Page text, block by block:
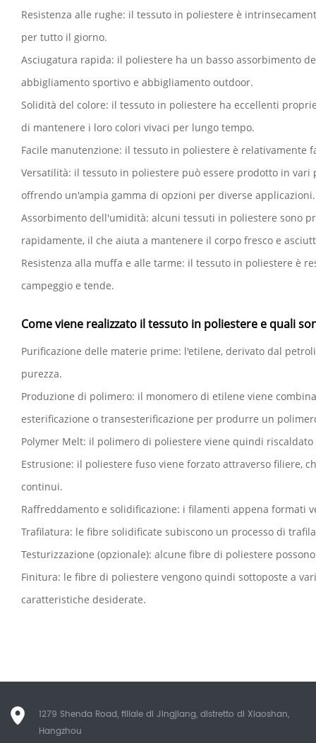
Resistenza alle rughe: il tessuto in poliestere è
per tutto il giorno.
Asciugatura rapida: il poliestere ha un basso assorbimento
abbigliamento sportivo e abbigliamento outdoor.
Solidità del colore: il tessuto in poliestere ha eccellenti
di mantenere i loro colori vivaci per lungo tempo.
Facile manutenzione: il tessuto in poliestere è
Versatilità: il tessuto in poliestere può essere prodotto in vari
offrendo un'ampia gamma di opzioni per diverse applicazioni.
Assorbimento dell'umidità: alcuni tessuti in poliestere sono
rapidamente, il che aiuta a mantenere il corpo fresco e
Resistenza alla muffa e alle tarme: il tessuto in poliestere è
campeggio e tende.
Come viene realizzato il tessuto in poliestere e quali
Purificazione delle materie prime: l'etilene, derivato dal
purezza.
Produzione di polimero: il monomero di etilene viene
esterificazione o transesterificazione per produrre un
Polymer Melt: il polimero di poliestere viene quindi
Estrusione: il poliestere fuso viene forzato attraverso filiere,
continui.
Raffreddamento e solidificazione: i filamenti appena
Trafilatura: le fibre solidificate subiscono un processo di
Testurizzazione (opzionale): alcune fibre di poliestere
Finitura: le fibre di poliestere vengono quindi sottoposte a
caratteristiche desiderate.
1279 Shenda Road, filiale di Jingjiang, distretto di Xiaoshan,
Hangzhou